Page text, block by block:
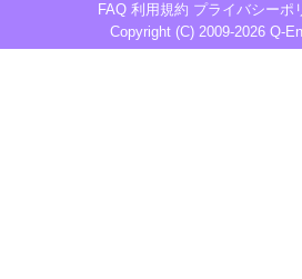
FAQ 利用規約 プライバシーポ
Copyright (C) 2009-2026 Q-